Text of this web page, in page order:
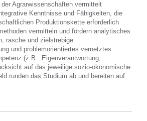
Agrarwissenschaften vermittelt
Kenntnisse und Fähigkeiten, die
Produktionskette erforderlich
vermitteln und fördern analytisches
rasche und zielstrebige
und problemorientiertes vernetztes
(z.B.: Eigenverantwortung,
auf das jeweilige sozio-ökonomische
runden das Studium ab und bereiten auf